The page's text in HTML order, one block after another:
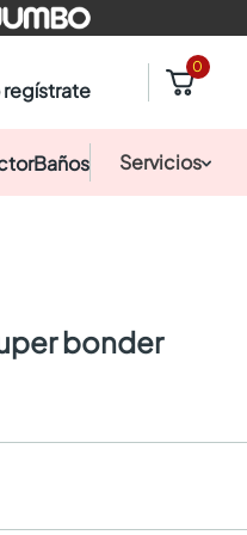
regístrate
0
Baños Servicios
bonder